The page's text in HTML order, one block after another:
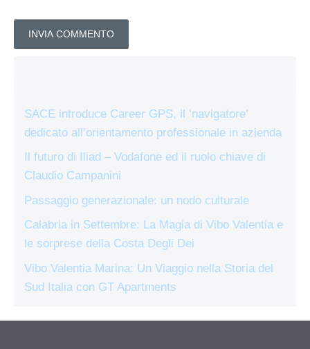
SACE introduce Career GPS, il ‘navigatore’
dedicato all’orientamento professionale in azienda
Il futuro di Iliad – Vodafone ed il ruolo chiave di
Claudio Campanini
Passaggio generazionale: un nodo culturale
Calabria in Settembre: La Magia di Vibo Valentia e
le sorprese della Costa Degli Dei
Vibo Valentia Marina: Un Viaggio nella Storia del
Sud Italia con GT Apartments